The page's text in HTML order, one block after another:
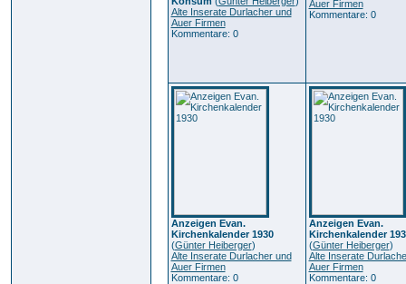
Alte Inserate Durlacher und
Auer Firmen
Kommentare: 0
Auer Firmen
Kommentare: 0
Anzeigen Evan.
Kirchenkalender 1930
(Günter Heiberger)
Alte Inserate Durlacher und
Auer Firmen
Kommentare: 0
Anzeigen Evan.
Kirchenkalender
(Günter Heiberger)
Alte Inserate
Auer Firmen
Kommentare: 0